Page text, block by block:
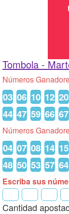
Tombola -
Números
03 06 10 12 20
44 47 59 66 67
Números
04 07 08 14 15
48 50 53 57 64
Escriba sus
Cantidad